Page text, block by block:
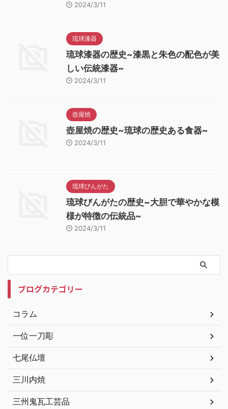
2024/3/11
琉球漆器
琉球漆器の歴史~漆黒と朱色の配色が美
しい伝統漆器~
2024/3/11
壺屋焼
壺屋焼の歴史~琉球の歴史ある食器~
2024/3/11
琉球びんがた
琉球びんがたの歴史~大胆で華やかな模
様が特徴の伝統品~
2024/3/11
ブログカテゴリー
コラム
一位一刀彫
七尾仏壇
三川内焼
三州鬼瓦工芸品